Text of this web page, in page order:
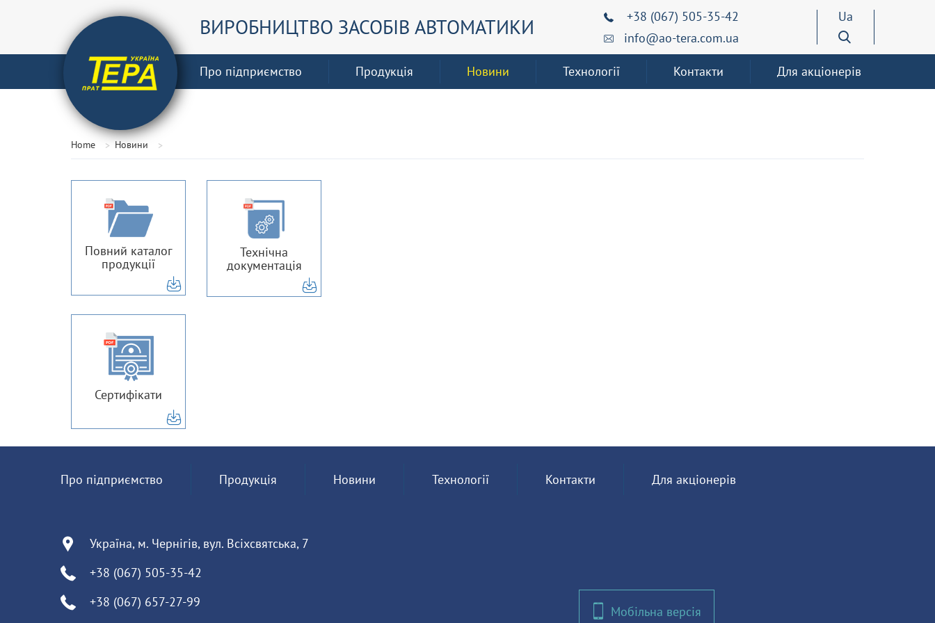
ВИРОБНИЦТВО ЗАСОБІВ АВТОМАТИКИ
+38 (067) 505-35-42
info@ao-tera.com.ua
Ua
Про підприємство Продукція Новини Технології Контакти Для акціонерів
Home Новини
Повний каталог
продукції
Технічна
документація
Сертифікати
Про підприємство Продукція Новини Технології Контакти Для акціонерів
Україна, м. Чернігів, вул. Всіхсвятська, 7
+38 (067) 505-35-42
+38 (067) 657-27-99
Мобільна версія